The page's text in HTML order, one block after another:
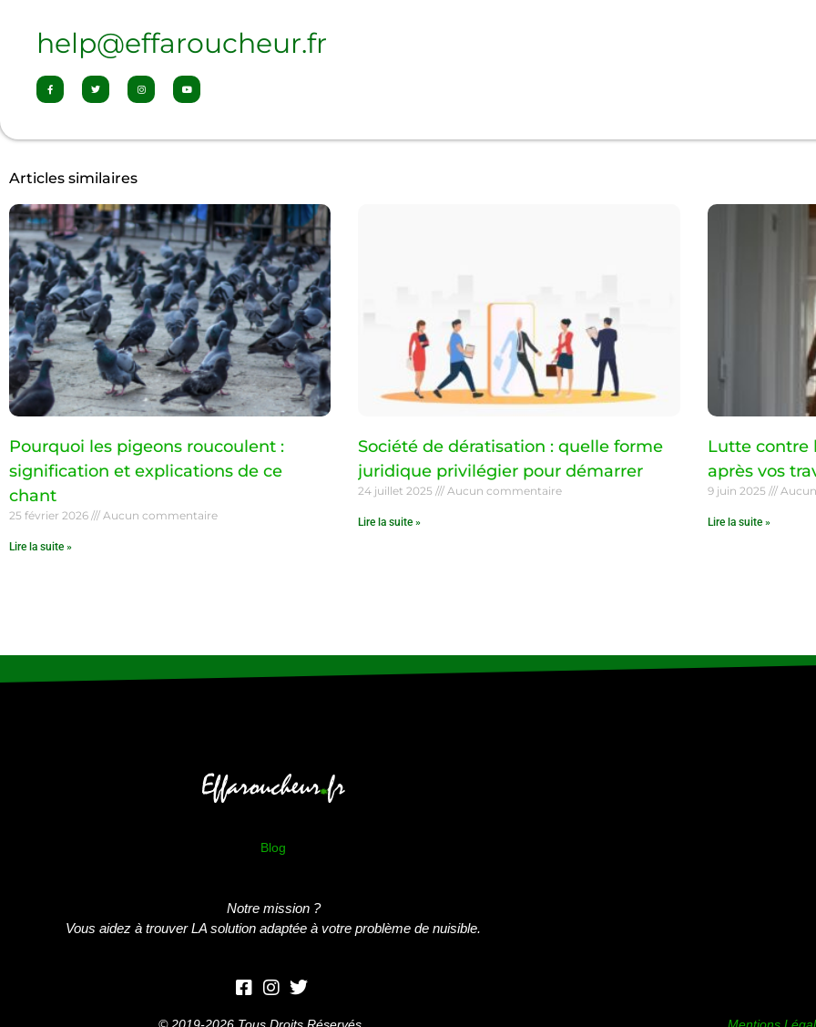
help@effaroucheur.fr
Articles similaires
Pourquoi les pigeons roucoulent :
signification et explications de ce
chant
25 février 2026 Aucun commentaire
Lire la suite »
Société de dératisation : quelle forme
juridique privilégier pour démarrer
24 juillet 2025 Aucun commentaire
Lire la suite »
Lutte contre
après vos
9 juin 2025
Lire la suite »
Blog
Notre mission ?
Vous aidez à trouver LA solution adaptée à votre problème de nuisible.